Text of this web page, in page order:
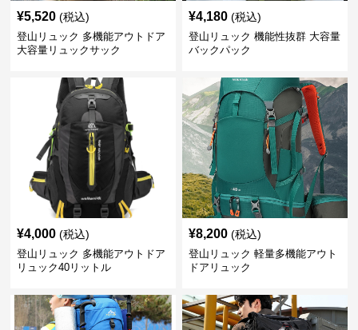
¥5,520 (税込)
登山リュック 多機能アウトドア
大容量リュックサック
¥4,180 (税込)
登山リュック 機能性抜群 大容量
バックパック
¥4,000 (税込)
登山リュック 多機能アウトドア
リュック40リットル
¥8,200 (税込)
登山リュック 軽量多機能アウト
ドアリュック